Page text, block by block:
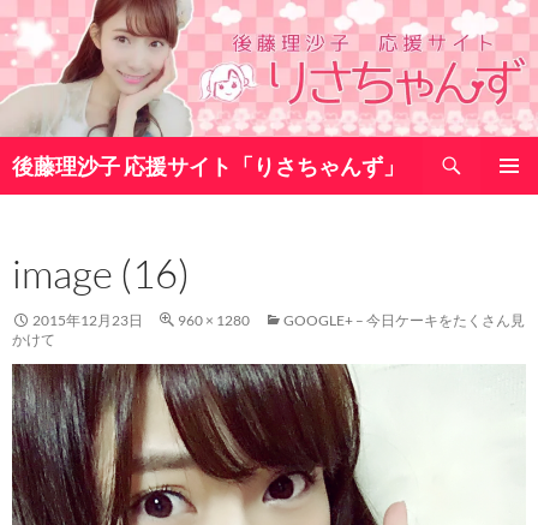
コ
ン
テ
ン
へ
ス
プ
後藤理沙子 応援サイト「りさちゃんず」
索
image (16)
2015年12月23日 960 × 1280
GOOGLE+ – 今日ケーキをたくさん見
かけて